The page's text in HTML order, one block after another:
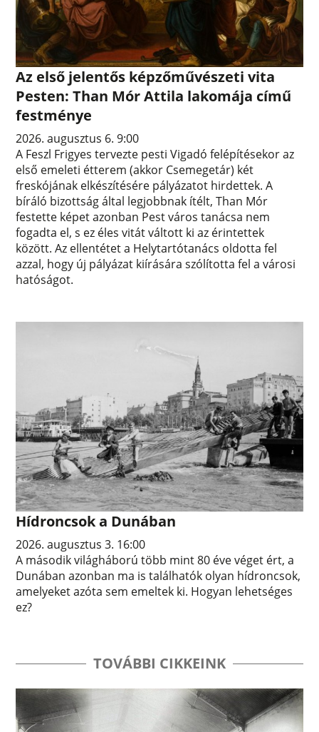
Az első jelentős képzőművészeti vita
Pesten: Than Mór Attila lakomája című
festménye
2026. augusztus 6. 9:00
A Feszl Frigyes tervezte pesti Vigadó felépítésekor az
első emeleti étterem (akkor Csemegetár) két
freskójának elkészítésére pályázatot hirdettek. A
bíráló bizottság által legjobbnak ítélt, Than Mór
festette képet azonban Pest város tanácsa nem
fogadta el, s ez éles vitát váltott ki az érintettek
között. Az ellentétet a Helytartótanács oldotta fel
azzal, hogy új pályázat kiírására szólította fel a városi
hatóságot.
Hídroncsok a Dunában
2026. augusztus 3. 16:00
A második világháború több mint 80 éve véget ért, a
Dunában azonban ma is találhatók olyan hídroncsok,
amelyeket azóta sem emeltek ki. Hogyan lehetséges
ez?
TOVÁBBI CIKKEINK